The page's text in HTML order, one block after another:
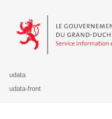
Le Gouvernement du Grand-
udata
udata-front